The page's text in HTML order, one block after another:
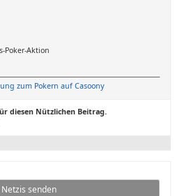
Poker-Aktion
zum Pokern auf Casoony
diesen Nützlichen Beitrag.
Netzis senden